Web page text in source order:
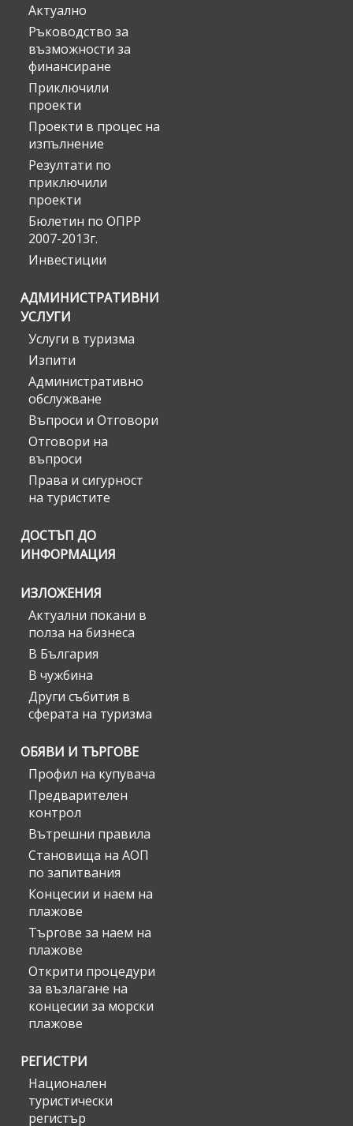
Актуално
Ръководство за
възможности за
финансиране
Приключили
проекти
Проекти в процес на
изпълнение
Резултати по
приключили
проекти
Бюлетин по ОПРР
2007-2013г.
Инвестиции
АДМИНИСТРАТИВНИ
УСЛУГИ
Услуги в туризма
Изпити
Административно
обслужване
Въпроси и Отговори
Отговори на
въпроси
Права и сигурност
на туристите
ДОСТЪП ДО
ИНФОРМАЦИЯ
ИЗЛОЖЕНИЯ
Актуални покани в
полза на бизнеса
В България
В чужбина
Други събития в
сферата на туризма
ОБЯВИ И ТЪРГОВЕ
Профил на купувача
Предварителен
контрол
Вътрешни правила
Становища на АОП
по запитвания
Концесии и наем на
плажове
Търгове за наем на
плажове
Открити процедури
за възлагане на
концесии за морски
плажове
РЕГИСТРИ
Национален
туристически
регистър